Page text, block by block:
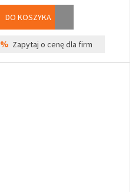
DO KOSZYKA
% Zapytaj o cenę dla firm